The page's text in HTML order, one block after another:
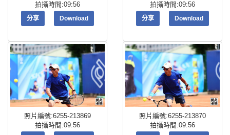
拍攝時間:09:56
分享 Download
拍攝時間:09:56
分享 Download
照片編號:6255-213869
拍攝時間:09:56
照片編號:6255-213870
拍攝時間:09:56